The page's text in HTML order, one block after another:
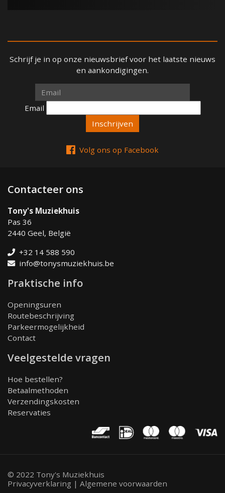
Schrijf je in op onze nieuwsbrief voor het laatste nieuws
en aankondigingen.
Email
Email
Volg ons op Facebook
Contacteer ons
Tony's Muziekhuis
Pas 36
2440 Geel, België
+32 14 588 590
info@tonysmuziekhuis.be
Praktische info
Openingsuren
Routebeschrijving
Parkeermogelijkheid
Contact
Veelgestelde vragen
Hoe bestellen?
Betaalmethoden
Verzendingskosten
Reservaties
© 2022 Tony's Muziekhuis
Privacyverklaring | Algemene voorwaarden